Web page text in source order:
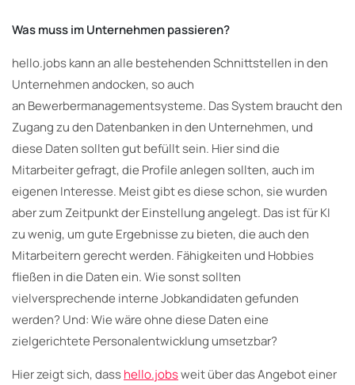
Was muss im Unternehmen passieren?
hello.jobs kann an alle bestehenden Schnittstellen in den
Unternehmen andocken, so auch
an Bewerbermanagementsysteme. Das System braucht den
Zugang zu den Datenbanken in den Unternehmen, und
diese Daten sollten gut befüllt sein. Hier sind die
Mitarbeiter gefragt, die Profile anlegen sollten, auch im
eigenen Interesse. Meist gibt es diese schon, sie wurden
aber zum Zeitpunkt der Einstellung angelegt. Das ist für KI
zu wenig, um gute Ergebnisse zu bieten, die auch den
Mitarbeitern gerecht werden. Fähigkeiten und Hobbies
fließen in die Daten ein. Wie sonst sollten
vielversprechende interne Jobkandidaten gefunden
werden? Und: Wie wäre ohne diese Daten eine
zielgerichtete Personalentwicklung umsetzbar?
Hier zeigt sich, dasshello.jobsweit über das Angebot einer